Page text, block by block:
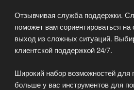
Отзывчивая служба поддержки.
поможет вам сориентироваться на
выход из сложных ситуаций.
клиентской поддержкой 24/7.
Широкий набор возможностей для
больше у вас инструментов для